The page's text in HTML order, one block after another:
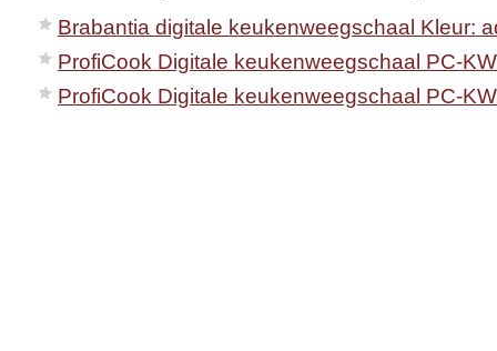
Brabantia digitale keukenweegschaal Kleur:
ProfiCook Digitale keukenweegschaal PC-
ProfiCook Digitale keukenweegschaal PC-